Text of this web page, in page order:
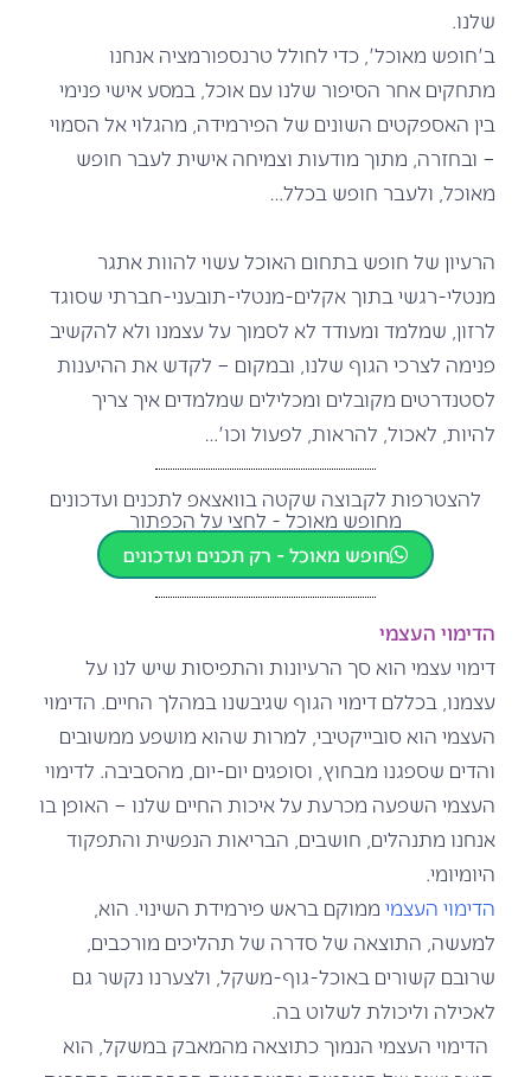
שלנו.
ב'חופש מאוכל', כדי לחולל טרנספורמציה אנחנו
מתחקים אחר הסיפור שלנו עם אוכל, במסע אישי פנימי
בין האספקטים השונים של הפירמידה, מהגלוי אל הסמוי
– ובחזרה, מתוך מודעות וצמיחה אישית לעבר חופש
מאוכל, ולעבר חופש בכלל…
הרעיון של חופש בתחום האוכל עשוי להוות אתגר
מנטלי-רגשי בתוך אקלים-מנטלי-תובעני-חברתי שסוגד
לרזון, שמלמד ומעודד לא לסמוך על עצמנו ולא להקשיב
פנימה לצרכי הגוף שלנו, ובמקום – לקדש את ההיענות
לסטנדרטים מקובלים ומכלילים שמלמדים איך צריך
להיות, לאכול, להראות, לפעול וכו'…
להצטרפות לקבוצה שקטה בוואצאפ לתכנים ועדכונים
מחופש מאוכל - לחצי על הכפתור
חופש מאוכל - רק תכנים ועדכונים
הדימוי העצמי
דימוי עצמי הוא סך הרעיונות והתפיסות שיש לנו על
עצמנו, בכללם דימוי הגוף שגיבשנו במהלך החיים. הדימוי
העצמי הוא סובייקטיבי, למרות שהוא מושפע ממשובים
והדים שספגנו מבחוץ, וסופגים יום-יום, מהסביבה. לדימוי
העצמי השפעה מכרעת על איכות החיים שלנו – האופן בו
אנחנו מתנהלים, חושבים, הבריאות הנפשית והתפקוד
היומיומי.
הדימוי העצמי ממוקם בראש פירמידת השינוי. הוא,
למעשה, התוצאה של סדרה של תהליכים מורכבים,
שרובם קשורים באוכל-גוף-משקל, ולצערנו נקשר גם
לאכילה וליכולת לשלוט בה.
הדימוי העצמי הנמוך כתוצאה מהמאבק במשקל, הוא